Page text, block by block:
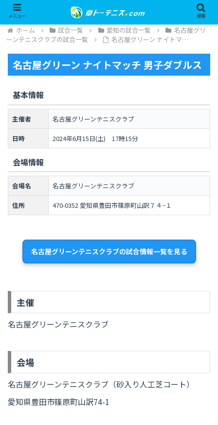
ホーム 試合一覧 愛知の試合一覧
名古屋グリ
ーンテニスクラブの試合一覧
名古屋グリーン ナイトマ…
名古屋グリーン ナイトマッチ 男子ダブルス
基本情報
主催者 名古屋グリーンテニスクラブ
日時 2024年6月15日(土) 17時15分
会場情報
会場名 名古屋グリーンテニスクラブ
住所 470-0352 愛知県豊田市篠原町山訳７４−１
名古屋グリーンテニスクラブの試合情報一覧を見る
主催
名古屋グリーンテニスクラブ
会場
名古屋グリーンテニスクラブ（砂入り人工芝コート）
愛知県豊田市篠原町山訳74-1
メニュー 検索